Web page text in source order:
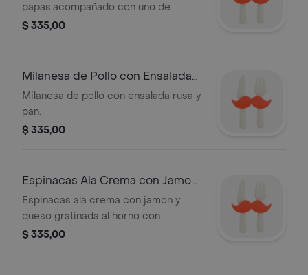
papas.acompañado con uno de
nuestros panes artesanales.
$ 335,00
Milanesa de Pollo con Ensalada
Rusa
Milanesa de pollo con ensalada rusa y
pan.
$ 335,00
Espinacas Ala Crema con Jamon
y Queso
Espinacas ala crema con jamon y
queso gratinada al horno con
ensalada mixta y pan artesanal.
$ 335,00